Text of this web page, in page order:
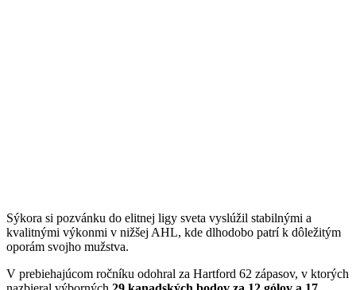
Sýkora si pozvánku do elitnej ligy sveta vyslúžil stabilnými a
kvalitnými výkonmi v nižšej AHL, kde dlhodobo patrí k dôležitým
oporám svojho mužstva.
V prebiehajúcom ročníku odohral za Hartford 62 zápasov, v ktorých